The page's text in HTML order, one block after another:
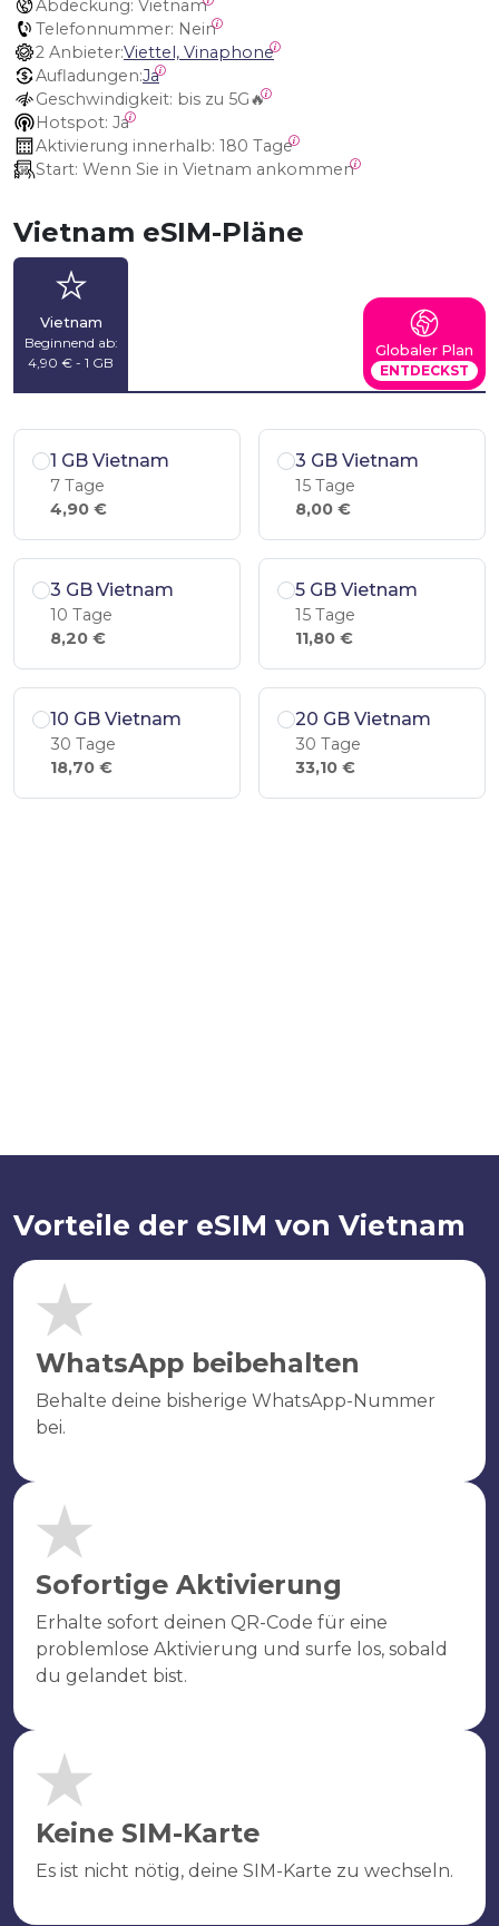
Abdeckung: Vietnam
Telefonnummer: Nein
2 Anbieter:Viettel, Vinaphone
Aufladungen:Ja
Geschwindigkeit: bis zu 5G🔥
Hotspot: Ja
Aktivierung innerhalb: 180 Tage
Start: Wenn Sie in Vietnam ankommen
Vietnam eSIM-Pläne
Vietnam
Beginnend ab:
4,90 € - 1 GB
Globaler Plan
ENTDECKST
1 GB Vietnam
7 Tage
4,90 €
3 GB Vietnam
15 Tage
8,00 €
3 GB Vietnam
10 Tage
8,20 €
5 GB Vietnam
15 Tage
11,80 €
10 GB Vietnam
30 Tage
18,70 €
20 GB Vietnam
30 Tage
33,10 €
Vorteile der eSIM von Vietnam
WhatsApp beibehalten
Behalte deine bisherige WhatsApp-Nummer
bei.
Sofortige Aktivierung
Erhalte sofort deinen QR-Code für eine
problemlose Aktivierung und surfe los, sobald
du gelandet bist.
Keine SIM-Karte
Es ist nicht nötig, deine SIM-Karte zu wechseln.